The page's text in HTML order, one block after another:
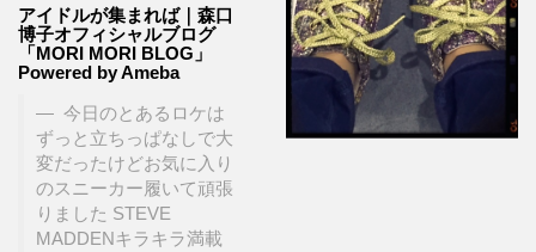
アイドルが集まれば｜森口
博子オフィシャルブログ
「MORI MORI BLOG」
Powered by Ameba
今日のとあるロケは
ずっと立ちっぱなしで大
変だったけどお気に入り
のスニーカー履いて頑張
りました STEVE
MADDENキラキラ満載